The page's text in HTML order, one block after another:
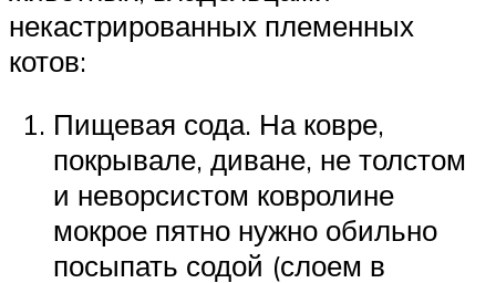
некастрированных племенных
котов:
Пищевая сода. На ковре,
покрывале, диване, не толстом
и неворсистом ковролине
мокрое пятно нужно обильно
посыпать содой (слоем в